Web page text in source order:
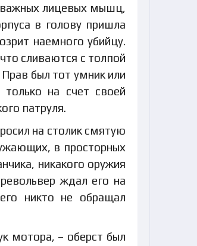
важных лицевых мышц,
в голову пришла
наемного убийцу.
сливаются с толпой
был тот умник или
на счет своей
патруля.
на столик смятую
в просторных
никакого оружия
ждал его на
никто не обращал
мотора, – оберст был